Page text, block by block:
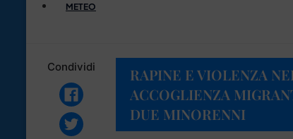
METEO
Condividi
RAPINE E VIOLENZA
ACCOGLIENZA
DUE MINORENNI